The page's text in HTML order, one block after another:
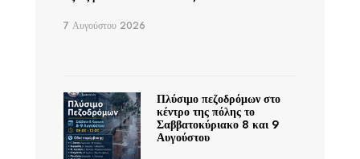
7 Αυγούστου 2026
Πλύσιμο πεζοδρόμων στο
κέντρο της πόλης το
Σαββατοκύριακο 8 και 9
Αυγούστου